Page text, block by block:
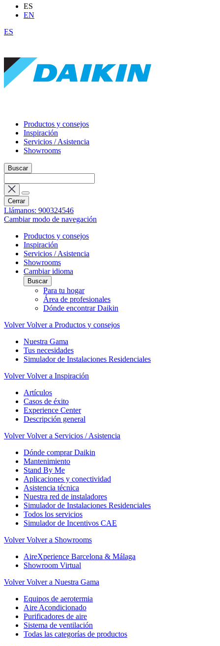
ES
EN
ES
Productos y consejos
Inspiración
Servicios / Asistencia
Showrooms
Buscar
Cerrar
Llámanos: 900324546
Cambiar modo de navegación
Productos y consejos
Inspiración
Servicios / Asistencia
Showrooms
Cambiar idioma
Buscar
Para tu hogar
Área de profesionales
Dónde encontrar Daikin
Volver Volver a Productos y consejos
Nuestra Gama
Tus necesidades
Simulador de Instalaciones Residenciales
Volver Volver a Inspiración
Artículos
Casos de éxito
Experience Center
Descripción general
Volver Volver a Servicios / Asistencia
Dónde comprar Daikin
Mantenimiento
Stand By Me
Aplicaciones y conectividad
Asistencia técnica
Nuestra red de instaladores
Simulador de Instalaciones Residenciales
Todos los servicios
Simulador de Incentivos CAE
Volver Volver a Showrooms
AireXperience Barcelona & Málaga
Showroom Virtual
Volver Volver a Nuestra Gama
Equipos de aerotermia
Aire Acondicionado
Purificadores de aire
Sistema de ventilación
Todas las categorías de productos